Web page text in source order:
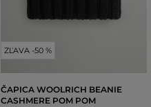
ZĽAVA -50 %
ČAPICA WOOLRICH BEANIE
CASHMERE POM POM